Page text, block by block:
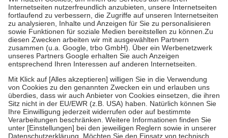
Kosten der Leistung zu entrichten.
Diese Regeln gelten grundsätzlich auch für Online-Apotheken.
Bei Heilmitteln und häuslicher Krankenpflege beträgt die
Zuzahlung zehn Prozent der Kosten sowie zehn Euro je
Verordnung.
Um das Engagement der Versicherten für ihre eigene Gesundheit zu
stärken und die besondere Stellung der Familie zu unterstützen,
fallenkeine Zuzahlungenan bei:
• Kindern und Jugendlichen bis zum vollendeten 18. Lebensjahr
mit Ausnahme der Fahrkosten
• Untersuchungen zur Vorsorge und Früherkennung, die von der
GKV getragen werden
• empfohlenen Schutzimpfungen